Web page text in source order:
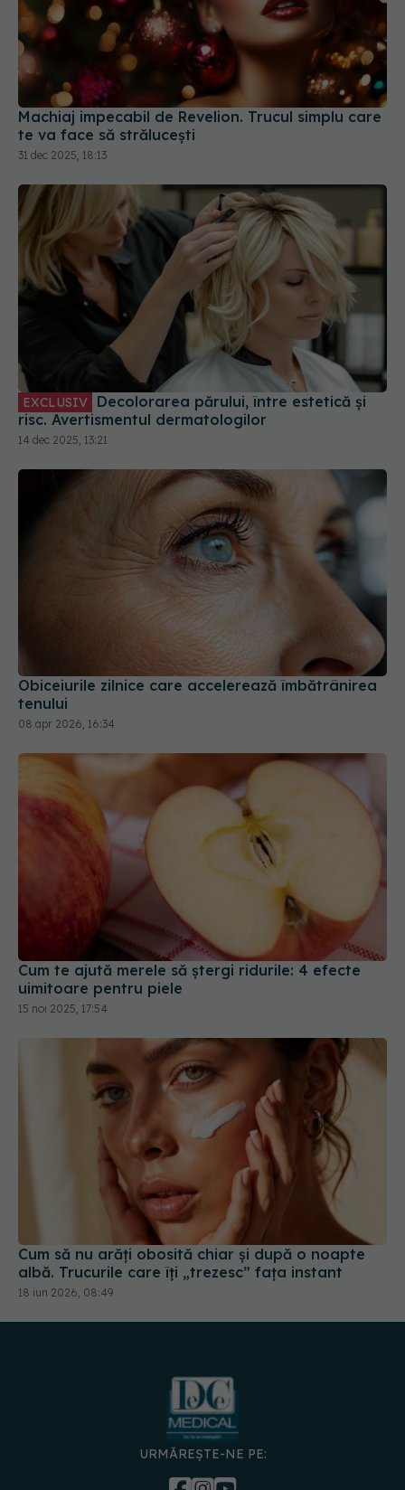
Machiaj impecabil de Revelion. Trucul simplu care
te va face să strălucești
31 dec 2025, 18:13
EXCLUSIV
risc. Avertismentul dermatologilor
14 dec 2025, 13:21
Obiceiurile zilnice care accelerează îmbătrânirea
tenului
08 apr 2026, 16:34
Cum te ajută merele să ștergi ridurile: 4 efecte
uimitoare pentru piele
15 noi 2025, 17:54
Cum să nu arăți obosită chiar și după o noapte
albă. Trucurile care îți „trezesc” fața instant
18 iun 2026, 08:49
URMĂREȘTE-NE PE: